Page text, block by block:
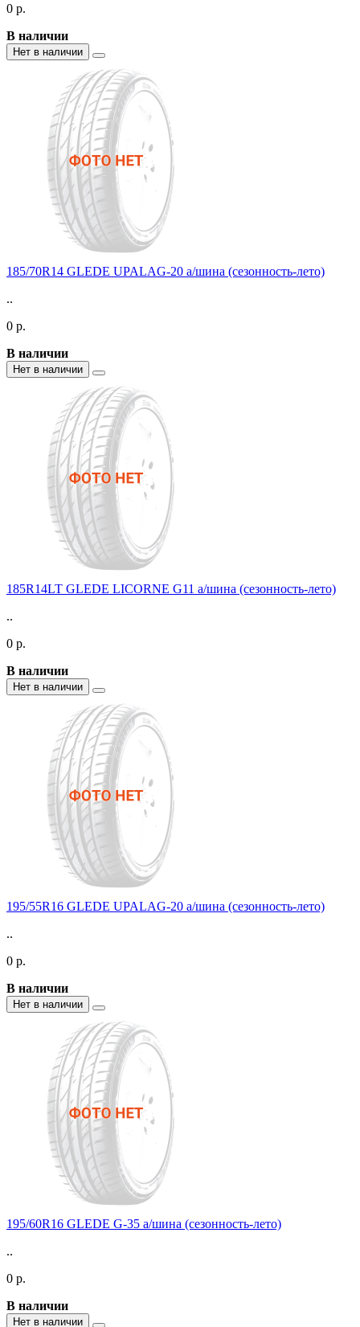
0 р.
В наличии
Нет в наличии
185/70R14 GLEDE UPALAG-20 а/шина (сезонность-лето)
..
0 р.
В наличии
Нет в наличии
185R14LT GLEDE LICORNE G11 а/шина (сезонность-лето)
..
0 р.
В наличии
Нет в наличии
195/55R16 GLEDE UPALAG-20 а/шина (сезонность-лето)
..
0 р.
В наличии
Нет в наличии
195/60R16 GLEDE G-35 а/шина (сезонность-лето)
..
0 р.
В наличии
Нет в наличии